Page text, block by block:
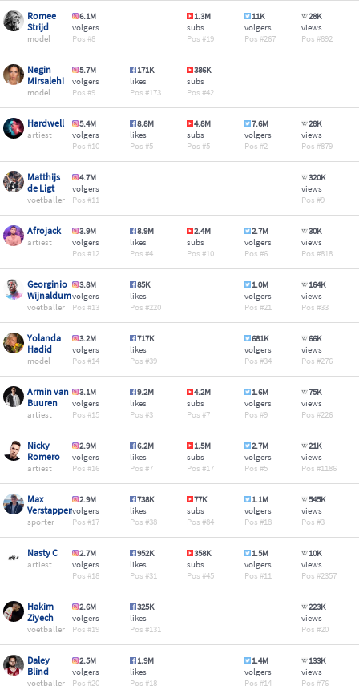
Romee
Strijd
model
6.1M
volgers
8
1.3M
subs
19
11K
volgers
267
28K
views
892
Negin
Mirsalehi
model
5.7M
volgers
9
171K
likes
173
386K
subs
42
Hardwell
artiest
5.4M
volgers
10
8.8M
likes
5
4.8M
subs
5
7.6M
volgers
2
28K
views
879
Matthijs
de Ligt
voetballer
4.7M
volgers
11
320K
views
9
Afrojack
artiest
3.9M
volgers
12
8.9M
likes
4
2.4M
subs
10
2.7M
volgers
6
30K
views
818
Georginio
Wijnaldum
voetballer
3.8M
volgers
13
85K
likes
220
1.0M
volgers
21
164K
views
33
Yolanda
Hadid
model
3.2M
volgers
14
717K
likes
39
681K
volgers
34
66K
views
276
Armin van
Buuren
artiest
3.1M
volgers
15
9.2M
likes
3
4.2M
subs
7
1.6M
volgers
9
75K
views
226
Nicky
Romero
artiest
2.9M
volgers
16
6.2M
likes
7
1.5M
subs
17
2.7M
volgers
5
21K
views
1186
Max
Verstappen
sporter
2.9M
volgers
17
738K
likes
38
77K
subs
84
1.1M
volgers
18
545K
views
3
Nasty C
artiest
2.7M
volgers
18
952K
likes
31
358K
subs
45
1.5M
volgers
11
10K
views
2357
Hakim
Ziyech
voetballer
2.6M
volgers
19
325K
likes
131
223K
views
20
Daley
Blind
voetballer
2.5M
volgers
20
1.9M
likes
18
1.4M
volgers
14
133K
views
76